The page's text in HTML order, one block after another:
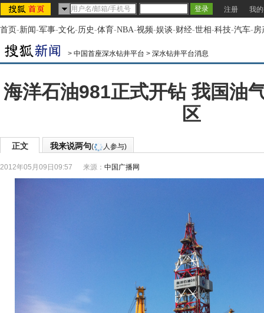
注册 我
首页-新闻-军事-文化-历史-体育-NBA-视频-娱谈-财经-世相-科技-汽车-房
> 中国首座深水钻井平台 > 深水钻井平台消息
海洋石油981正式开钻 我国油
区
正文 我来说两句( 人参与)
2012年05月09日09:57 来源： 中国广播网